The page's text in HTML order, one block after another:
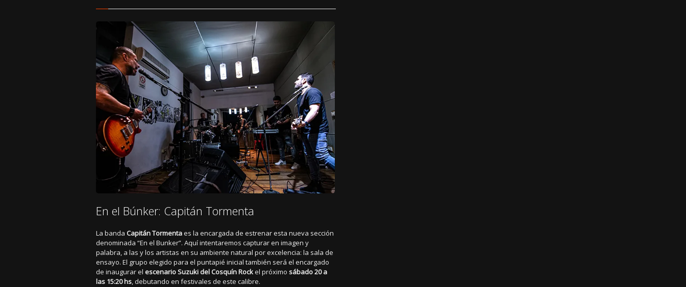
En el Búnker: Capitán Tormenta
La banda Capitán Tormentaes la encargada de estrenar esta nueva sección
denominada “En el Bunker”. Aquí intentaremos capturar en imagen y
palabra, a las y los artistas en su ambiente natural por excelencia: la sala de
ensayo. El grupo elegido para el puntapié inicial también será el encargado
de inaugurar el escenario Suzuki del Cosquín Rockel próximo sábado 20 a
las 15:20 hs, debutando en festivales de este calibre.